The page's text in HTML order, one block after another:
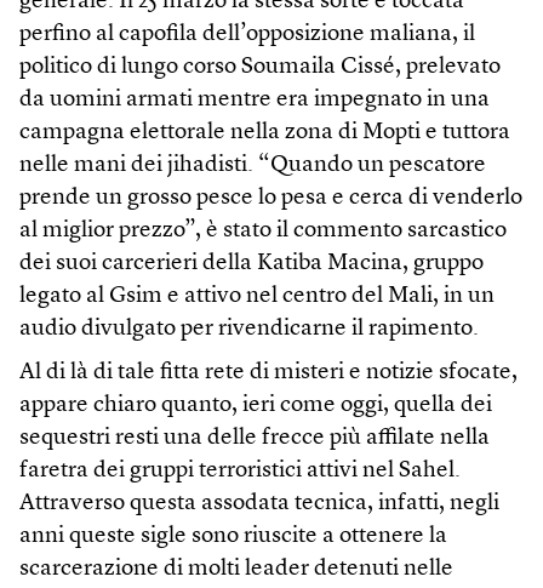
perfino al capofila dell’opposizione maliana, il
politico di lungo corso Soumaila Cissé, prelevato
da uomini armati mentre era impegnato in una
campagna elettorale nella zona di Mopti e tuttora
nelle mani dei jihadisti. “Quando un pescatore
prende un grosso pesce lo pesa e cerca di venderlo
al miglior prezzo”, è stato il commento sarcastico
dei suoi carcerieri della Katiba Macina, gruppo
legato al Gsim e attivo nel centro del Mali, in un
audio divulgato per rivendicarne il rapimento.
Al di là di tale fitta rete di misteri e notizie sfocate,
appare chiaro quanto, ieri come oggi, quella dei
sequestri resti una delle frecce più affilate nella
faretra dei gruppi terroristici attivi nel Sahel.
Attraverso questa assodata tecnica, infatti, negli
anni queste sigle sono riuscite a ottenere la
scarcerazione di molti leader detenuti nelle